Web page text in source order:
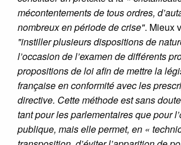
mécontentements de tous ordres,
nombreux en période de crise". Mieux
"instiller plusieurs dispositions de
l’occasion de l’examen de différents
propositions de loi afin de mettre la
française en conformité avec les
directive. Cette méthode est sans
tant pour les parlementaires que pour
publique, mais elle permet, en «